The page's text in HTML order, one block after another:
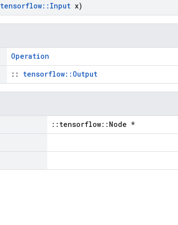
tensorflow:: Input x)
Operation
:: tensorflow::Output
::tensorflow::Node *